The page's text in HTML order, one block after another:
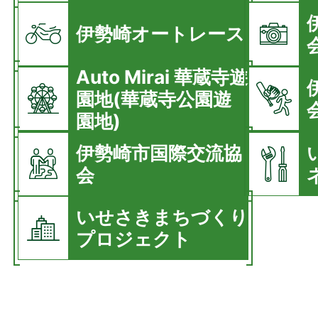
伊勢崎オートレース
Auto Mirai 華蔵寺遊
園地(華蔵寺公園遊
園地)
伊勢崎市国際交流協
会
いせさきまちづくり
プロジェクト